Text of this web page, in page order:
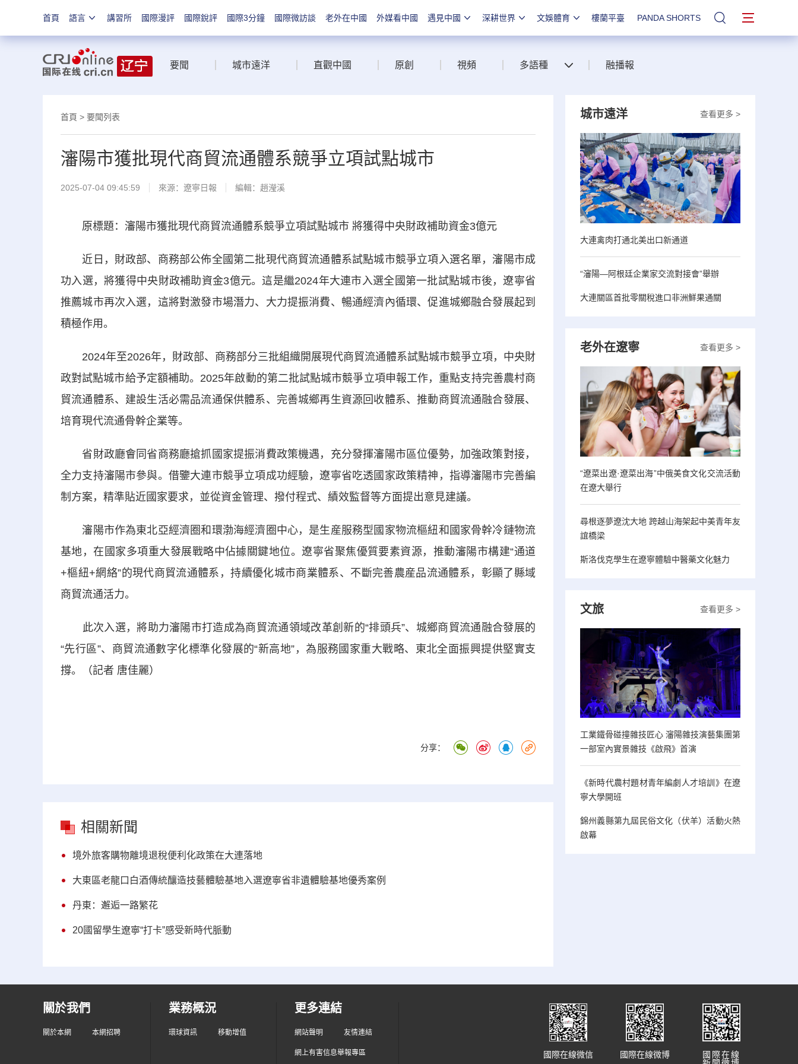
首頁 語言 講習所 國際漫評 國際銳評 國際3分鐘 國際微訪談 老外在中國 外媒看中國 遇見中國 深耕世界 文娛體育 樓蘭平臺 PANDA SHORTS 站內搜索
要聞 城市遠洋 直觀中國 原創 視頻 多語種 融播報
首頁 > 要聞列表
瀋陽市獲批現代商貿流通體系競爭立項試點城市
2025-07-04 09:45:59 來源： 遼寧日報 編輯：趙瀅溪
原標題：瀋陽市獲批現代商貿流通體系競爭立項試點城市 將獲得中央財政補助資金3億元
近日，財政部、商務部公佈全國第二批現代商貿流通體系試點城市競爭立項入選名單，瀋陽市成
功入選，將獲得中央財政補助資金3億元。這是繼2024年大連市入選全國第一批試點城市後，遼寧省
推薦城市再次入選，這將對激發市場潛力、大力提振消費、暢通經濟內循環、促進城鄉融合發展起到
積極作用。
2024年至2026年，財政部、商務部分三批組織開展現代商貿流通體系試點城市競爭立項，中央財
政對試點城市給予定額補助。2025年啟動的第二批試點城市競爭立項申報工作，重點支持完善農村商
貿流通體系、建設生活必需品流通保供體系、完善城鄉再生資源回收體系、推動商貿流通融合發展、
培育現代流通骨幹企業等。
省財政廳會同省商務廳搶抓國家提振消費政策機遇，充分發揮瀋陽市區位優勢，加強政策對接，
全力支持瀋陽市參與。借鑒大連市競爭立項成功經驗，遼寧省吃透國家政策精神，指導瀋陽市完善編
制方案，精準貼近國家要求，並從資金管理、撥付程式、績效監督等方面提出意見建議。
瀋陽市作為東北亞經濟圈和環渤海經濟圈中心，是生産服務型國家物流樞紐和國家骨幹冷鏈物流
基地，在國家多項重大發展戰略中佔據關鍵地位。遼寧省聚焦優質要素資源，推動瀋陽市構建“通道
+樞紐+網絡”的現代商貿流通體系，持續優化城市商業體系、不斷完善農産品流通體系，彰顯了縣域
商貿流通活力。
此次入選，將助力瀋陽市打造成為商貿流通領域改革創新的“排頭兵”、城鄉商貿流通融合發展的
“先行區”、商貿流通數字化標準化發展的“新高地”，為服務國家重大戰略、東北全面振興提供堅實支
撐。（記者 唐佳麗）
分享：
相關新聞
境外旅客購物離境退稅便利化政策在大連落地
大東區老龍口白酒傳統釀造技藝體驗基地入選遼寧省非遺體驗基地優秀案例
丹東：邂逅一路繁花
20國留學生遼寧“打卡”感受新時代脈動
查看更多 >
城市遠洋
大連禽肉打通北美出口新通道
“瀋陽—阿根廷企業家交流對接會”舉辦
大連關區首批零關稅進口非洲鮮果通關
查看更多 >
老外在遼寧
“遼菜出遼·遼菜出海”中俄美食文化交流活動
在遼大舉行
尋根逐夢遼沈大地 跨越山海架起中美青年友
誼橋梁
斯洛伐克學生在遼寧體驗中醫藥文化魅力
查看更多 >
文旅
工業鐵骨碰撞雜技匠心 瀋陽雜技演藝集團第
一部室內實景雜技《啟飛》首演
《新時代農村題材青年編劇人才培訓》在遼
寧大學開班
錦州義縣第九屆民俗文化（伏羊）活動火熱
啟幕
關於我們
關於本網 本網招聘
業務概況
環球資訊 移動增值
更多連結
網站聲明 友情連結
網上有害信息舉報專區
國際在線
國際在線微博
國際在線微信